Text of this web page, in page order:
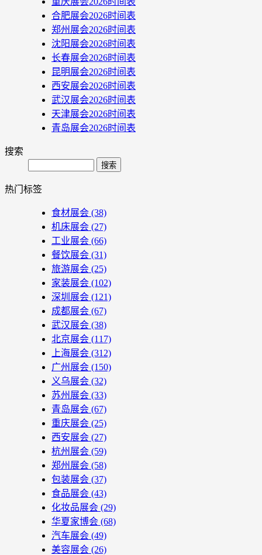
合肥展会2026时间表
郑州展会2026时间表
沈阳展会2026时间表
长春展会2026时间表
昆明展会2026时间表
西安展会2026时间表
武汉展会2026时间表
天津展会2026时间表
青岛展会2026时间表
搜索
Search
热门标签
食材展会 (38)
机床展会 (27)
工业展会 (66)
餐饮展会 (31)
旅游展会 (25)
家装展会 (102)
深圳展会 (121)
成都展会 (67)
武汉展会 (38)
北京展会 (117)
上海展会 (312)
广州展会 (150)
义乌展会 (32)
苏州展会 (33)
青岛展会 (67)
重庆展会 (25)
西安展会 (27)
杭州展会 (59)
郑州展会 (58)
包装展会 (37)
食品展会 (43)
化妆品展会 (29)
华夏家博会 (68)
汽车展会 (49)
美容展会 (26)